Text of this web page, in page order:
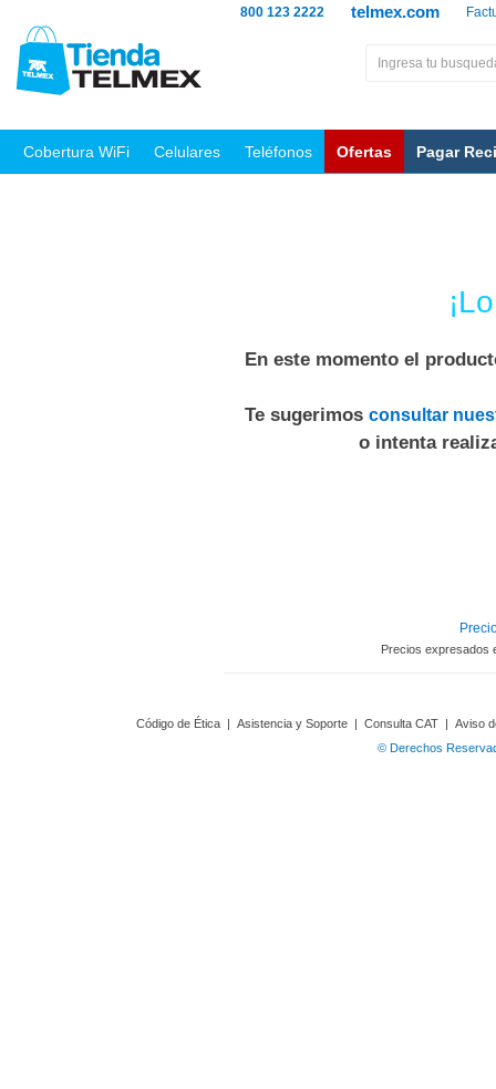
telmex.com
800 123 2222
Cobertura WiFi Celulares Teléfonos Ofertas Pagar
En este momento el
Te sugerimos consultar
o intenta
Precios expresados
Código de Ética | Asistencia y Soporte | Consulta CAT | Aviso
© Derechos